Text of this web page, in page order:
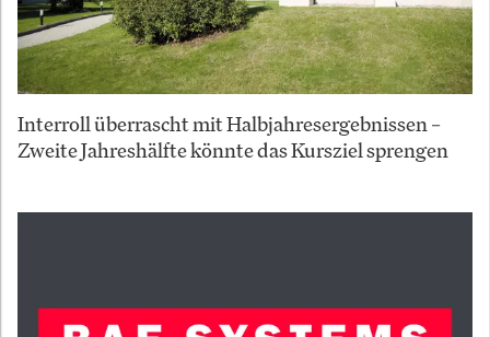
Interroll überrascht mit Halbjahresergebnissen –
Zweite Jahreshälfte könnte das Kursziel sprengen